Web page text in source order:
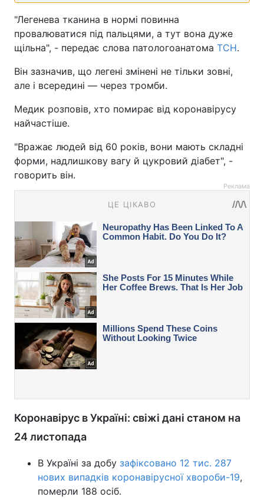
"Легенева тканина в нормі повинна
провалюватися під пальцями, а тут вона дуже
щільна", - передає слова патологоанатома ТСН.
Він зазначив, що легені змінені не тільки зовні,
але і всередині — через тромби.
Медик розповів, хто помирає від коронавірусу
найчастіше.
"Вражає людей від 60 років, вони мають складні
форми, надлишкову вагу й цукровий діабет", -
говорить він.
Реклама
Коронавірус в Україні: свіжі дані станом на
24 листопада
В Україні за добу зафіксовано 12 тис. 287
нових випадків коронавірусної хвороби-19,
померли 188 осіб.